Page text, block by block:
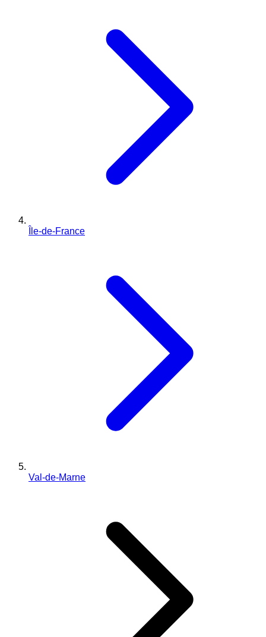
Île-de-France
Val-de-Marne